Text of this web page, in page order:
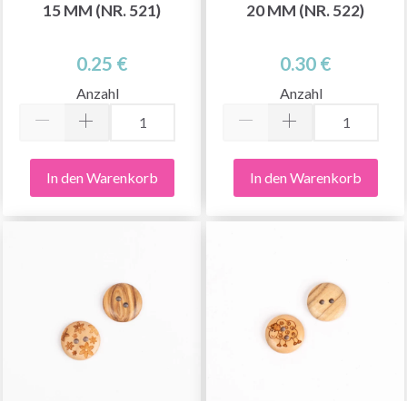
5 MM (NR. 521)
0.25 €
Anzahl
In den Warenkorb
0 MM (NR. 522)
0.30 €
Anzahl
In den Warenkorb